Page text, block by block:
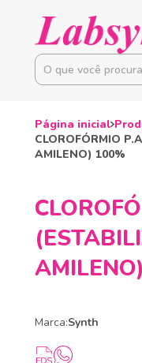
Página inicial
CLOROFÓRMIO
AMILENO) 100%
Marca:Synth